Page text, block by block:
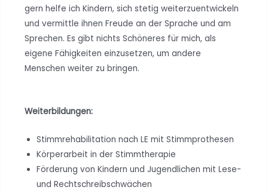
gern helfe ich Kindern, sich stetig weiterzuentwickeln
und vermittle ihnen Freude an der Sprache und am
Sprechen. Es gibt nichts Schöneres für mich, als
eigene Fähigkeiten einzusetzen, um andere
Menschen weiter zu bringen.
Weiterbildungen:
Stimmrehabilitation nach LE mit Stimmprothesen
Körperarbeit in der Stimmtherapie
Förderung von Kindern und Jugendlichen mit Lese-
und Rechtschreibschwächen